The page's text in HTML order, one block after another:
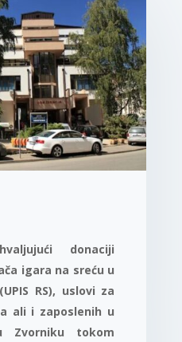
donaciji
igara na sreću u
RS), uslovi za
ali i zaposlenih u
Zvorniku tokom